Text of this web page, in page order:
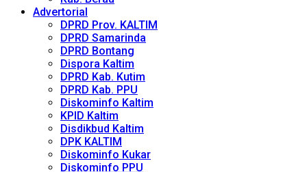
Advertorial
DPRD Prov. KALTIM
DPRD Samarinda
DPRD Bontang
Dispora Kaltim
DPRD Kab. Kutim
DPRD Kab. PPU
Diskominfo Kaltim
KPID Kaltim
Disdikbud Kaltim
DPK KALTIM
Diskominfo Kukar
Diskominfo PPU